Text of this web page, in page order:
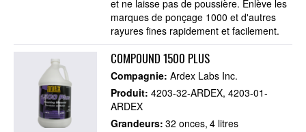
et ne laisse pas de poussière. Enlève les
marques de ponçage 1000 et d'autres
rayures fines rapidement et facilement.
COMPOUND 1500 PLUS
Compagnie:Ardex Labs Inc.
Produit:4203-32-ARDEX 4203-01-
ARDEX
Grandeurs: 32 onces 4 litres